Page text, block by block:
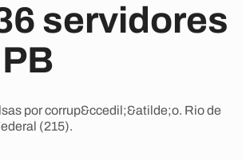
servidores
por corrup&ccedil;&atilde;o. Rio de
(215).